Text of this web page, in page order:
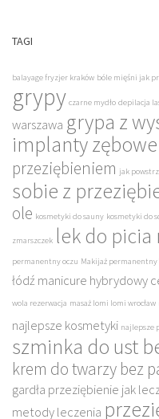
TAGI
balayage fryzjer kraków bóle mięśni jak
grypy czarne mydło depilacja
warszawa grypa z
implanty
przeziębieniem jak
sobie z
ole kosmetyki do sauny kosmetyki do
zmarszczek lek do picia
permanentny oczu Makijaż permanentny
łódź manicure hybrydowy
wola rezerwacja masaż lomi lomi wrocław
najlepsze kosmetyki najlepsze
szminka do ust
krem do twarzy bez
gardła przeziębienie jak
metody leczenia